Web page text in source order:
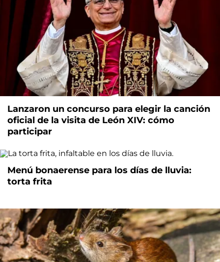
Lanzaron un concurso para elegir la canción
oficial de la visita de León XIV: cómo
participar
Menú bonaerense para los días de lluvia:
torta frita